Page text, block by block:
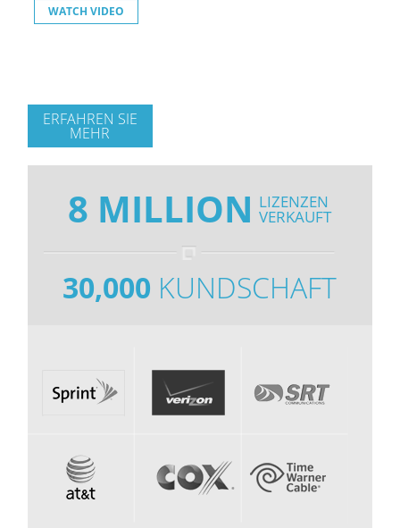
WATCH VIDEO
ERFAHREN SIE
MEHR
8 MILLION LIZENZEN
VERKAUFT
30,000 KUNDSCHAFT